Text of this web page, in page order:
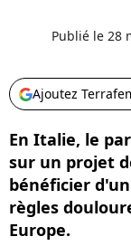
Publié le 28
Ajoutez
En Italie, le
sur un projet
bénéficier
règles
Europe.